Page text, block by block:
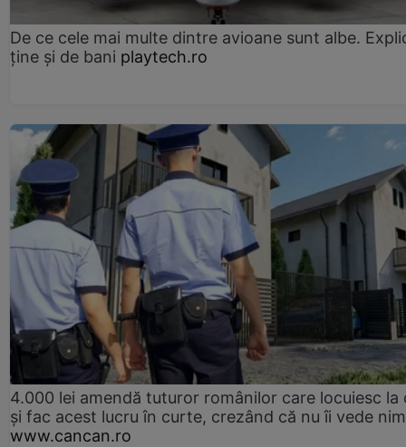
De ce cele mai multe dintre avioane sunt albe.
ține și de bani playtech.ro
4.000 lei amendă tuturor românilor care locuiesc la
și fac acest lucru în curte, crezând că nu îi vede
www.cancan.ro